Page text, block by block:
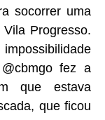
socorrer uma
Progresso.
fez a
que estava
que ficou